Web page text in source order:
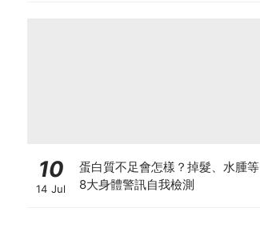
10
14 Jul
蛋白質不足會怎樣？掉髮、水腫等
8大身體警訊自我檢測